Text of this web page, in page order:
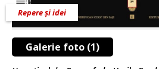
Galerie foto (1)
Repere și idei